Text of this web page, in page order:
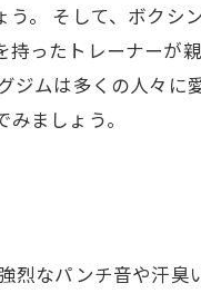
。 そして、ボク
ったトレーナーが
ムは多くの人々
ましょう。
烈なパンチ音や汗